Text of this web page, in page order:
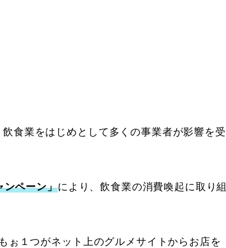
食業をはじめとして多くの事業者が影響を受
ンペーン」により、飲食業の消費喚起に取り組
ぉ１つがネット上のグルメサイトからお店を